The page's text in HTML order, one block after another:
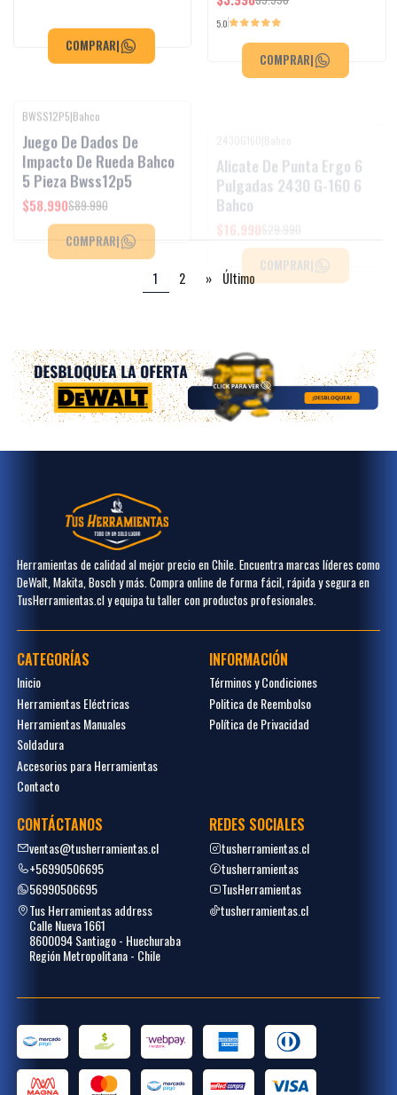
COMPRAR| COMPRAR
-34%OFF
BWSS12P5|Bahco
Impacto De Rueda Bahco
5 Pieza Bwss12p5
$58.990$89.990
COMPRAR|
OFF
2430G160|Bahco
COMPRAR
1 2 » Último
Herramientas de calidad al mejor precio en Chile. Encuentra marcas líderes como
DeWalt, Makita, Bosch y más. Compra online de forma fácil, rápida y segura en
TusHerramientas.cl y equipa tu taller con productos profesionales.
CATEGORÍAS
Inicio
Herramientas Eléctricas
Herramientas Manuales
Soldadura
Accesorios para Herramientas
Contacto
INFORMACIÓN
Términos y Condiciones
Politica de Reembolso
Política de Privacidad
CONTÁCTANOS
ventas@tusherramientas.cl
+56990506695
56990506695
Tus Herramientas address
Calle Nueva 1661
8600094 Santiago - Huechuraba
Región Metropolitana - Chile
REDES SOCIALES
tusherramientas.cl
tusherramientas
TusHerramientas
tusherramientas.cl